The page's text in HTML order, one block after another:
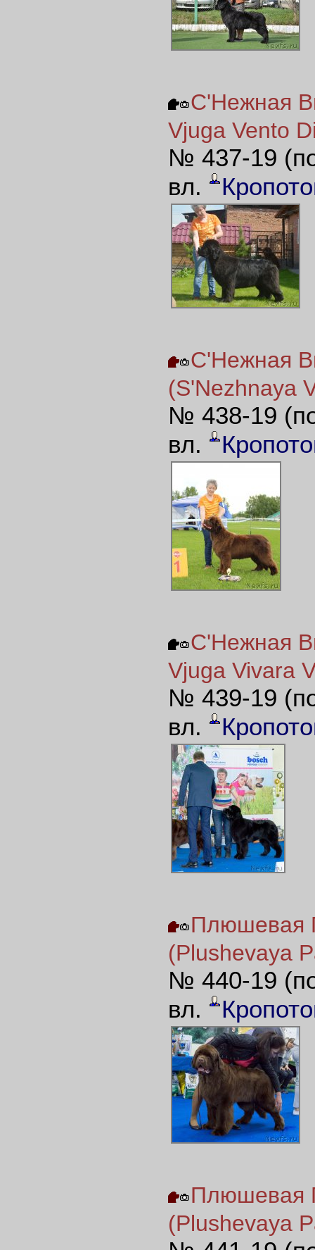
С'Нежная
Vjuga Vento
№ 437-19
вл.
С'Нежная
(S'Nezhnaya
№ 438-19
вл.
С'Нежная
Vjuga Vivara
№ 439-19
вл.
Плюшевая
(Plushevaya
№ 440-19
вл.
Плюшевая
(Plushevaya